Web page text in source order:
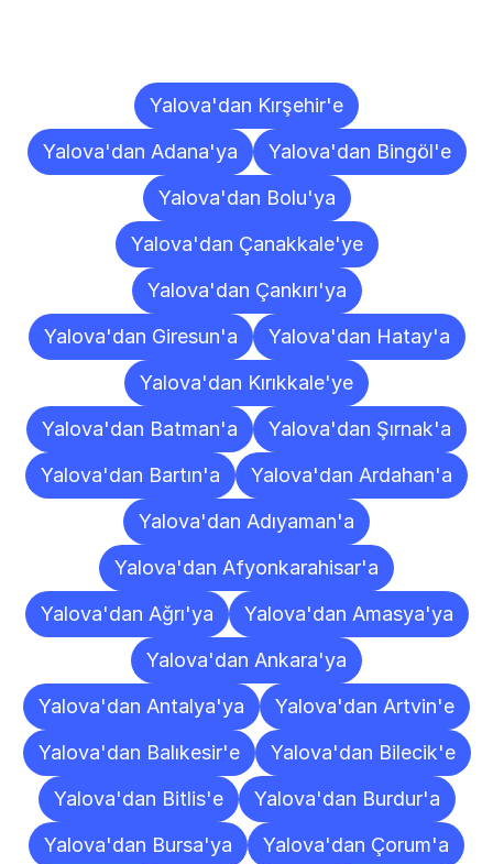
Yalova'dan Kırşehir'e
Yalova'dan Adana'ya
Yalova'dan Bingöl'e
Yalova'dan Bolu'ya
Yalova'dan Çanakkale'ye
Yalova'dan Çankırı'ya
Yalova'dan Giresun'a
Yalova'dan Hatay'a
Yalova'dan Kırıkkale'ye
Yalova'dan Batman'a
Yalova'dan Şırnak'a
Yalova'dan Bartın'a
Yalova'dan Ardahan'a
Yalova'dan Adıyaman'a
Yalova'dan Afyonkarahisar'a
Yalova'dan Ağrı'ya
Yalova'dan Amasya'ya
Yalova'dan Ankara'ya
Yalova'dan Antalya'ya
Yalova'dan Artvin'e
Yalova'dan Balıkesir'e
Yalova'dan Bilecik'e
Yalova'dan Bitlis'e
Yalova'dan Burdur'a
Yalova'dan Bursa'ya
Yalova'dan Çorum'a